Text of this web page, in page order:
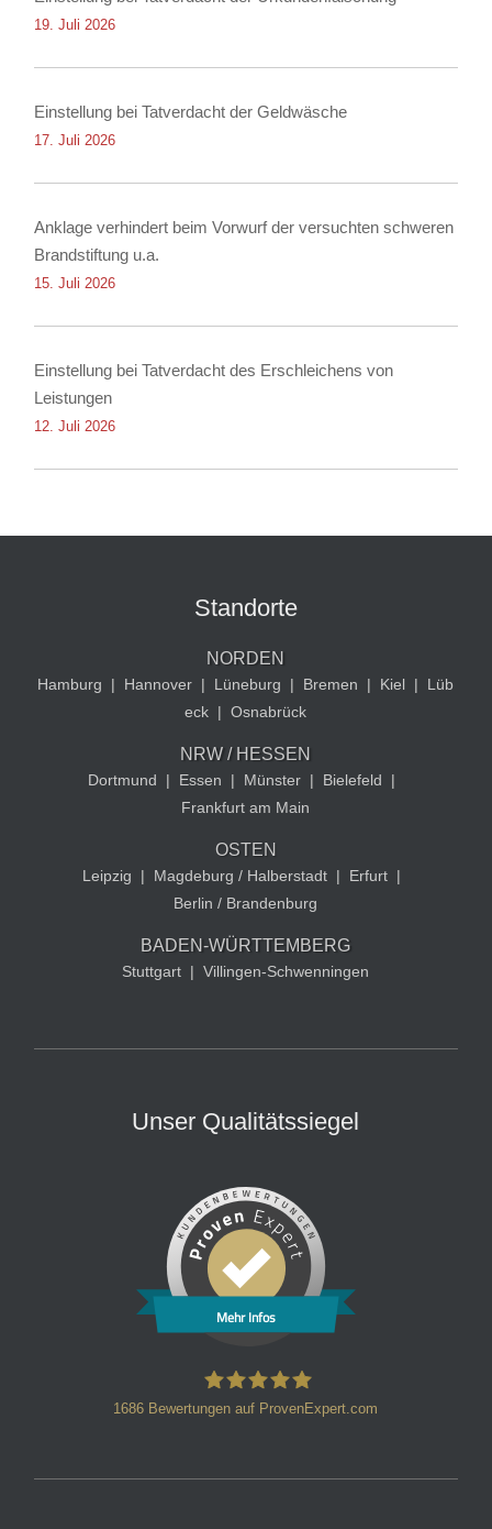
19. Juli 2026
Einstellung bei Tatverdacht der Geldwäsche
17. Juli 2026
Anklage verhindert beim Vorwurf der versuchten schweren
Brandstiftung u.a.
15. Juli 2026
Einstellung bei Tatverdacht des Erschleichens von
Leistungen
12. Juli 2026
Standorte
NORDEN
Hamburg | Hannover | Lüneburg | Bremen | Kiel |
Lüb
eck | Osnabrück
NRW / HESSEN
Dortmund | Essen | Münster | Bielefeld
|
Frankfurt am Main
OSTEN
Leipzig | Magdeburg / Halberstadt | Erfurt |
Berlin / Brandenburg
BADEN-WÜRTTEMBERG
Stuttgart | Villingen-Schwenningen
Unser Qualitätssiegel
Mehr Infos
1686 Bewertungen auf ProvenExpert.com